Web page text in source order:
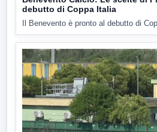
debutto di Coppa Italia
Il Benevento è pronto al debutto di